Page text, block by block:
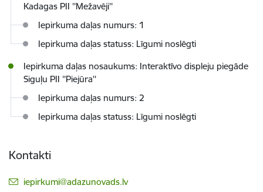
Kadagas PII ''Mežavēji''
Iepirkuma daļas numurs: 1
Iepirkuma daļas statuss: Līgumi noslēgti
Iepirkuma daļas nosaukums: Interaktīvo displeju piegāde
Siguļu PII ''Piejūra''
Iepirkuma daļas numurs: 2
Iepirkuma daļas statuss: Līgumi noslēgti
Kontakti
E-pasts:
iepirkumi@adazunovads.lv